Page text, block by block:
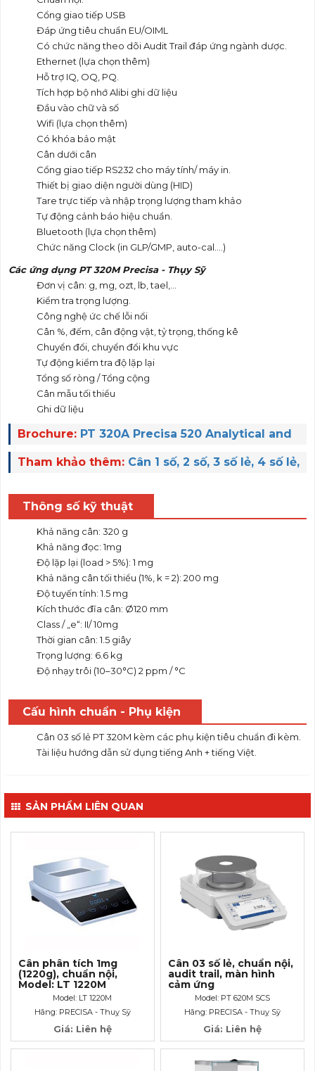
Cổng giao tiếp USB
Đáp ứng tiêu chuẩn EU/OIML
Có chức năng theo dõi Audit Trail đáp ứng ngành dược.
Ethernet (lựa chọn thêm)
Hỗ trợ IQ, OQ, PQ.
Tích hợp bộ nhớ Alibi ghi dữ liệu
Đầu vào chữ và số
Wifi (lựa chọn thêm)
Có khóa bảo mật
Cân dưới cân
Cổng giao tiếp RS232 cho máy tính/ máy in.
Thiết bị giao diện người dùng (HID)
Tare trực tiếp và nhập trọng lượng tham khảo
Tự động cảnh báo hiệu chuẩn.
Bluetooth (lựa chọn thêm)
Chức năng Clock (in GLP/GMP, auto-cal….)
Các ứng dụng PT 320M Precisa - Thụy Sỹ
Đơn vị cân: g, mg, ozt, lb, tael,…
Kiểm tra trọng lượng.
Công nghệ ức chế lỗi nổi
Cân %, đếm, cân động vật, tỷ trọng, thống kê
Chuyển đổi, chuyển đổi khu vực
Tự động kiểm tra độ lặp lại
Tổng số ròng / Tổng cộng
Cân mẫu tối thiểu
Ghi dữ liệu
Brochure: PT 320A Precisa 520 Analytical and
Precisa balances
Tham khảo thêm: Cân 1 số, 2 số, 3 số lẻ, 4 số lẻ,
Thông số kỹ thuật
Khả năng cân: 320 g
Khả năng đọc: 1mg
Độ lặp lại (load > 5%): 1 mg
Khả năng cân tối thiểu (1%, k = 2): 200 mg
Độ tuyến tính: 1.5 mg
Kích thước đĩa cân: Ø120 mm
Class / „e“: II/ 10mg
Thời gian cân: 1.5 giây
Trọng lượng: 6.6 kg
Độ nhạy trôi (10–30°C) 2 ppm / °C
Cấu hình chuẩn - Phụ kiện
Cân 03 số lẻ PT 320M kèm các phụ kiện tiêu chuẩn đi kèm.
Tài liệu hướng dẫn sử dụng tiếng Anh + tiếng Việt.
SẢN PHẨM LIÊN QUAN
Cân phân tích 1mg
(1220g), chuẩn nội,
Model: LT 1220M
Model: LT 1220M
Hãng: PRECISA - Thuỵ Sỹ
Giá: Liên hệ
Cân 03 số lẻ, chuẩn nội,
audit trail, màn hình
cảm ứng
Model: PT 620M SCS
Hãng: PRECISA - Thuỵ Sỹ
Giá: Liên hệ